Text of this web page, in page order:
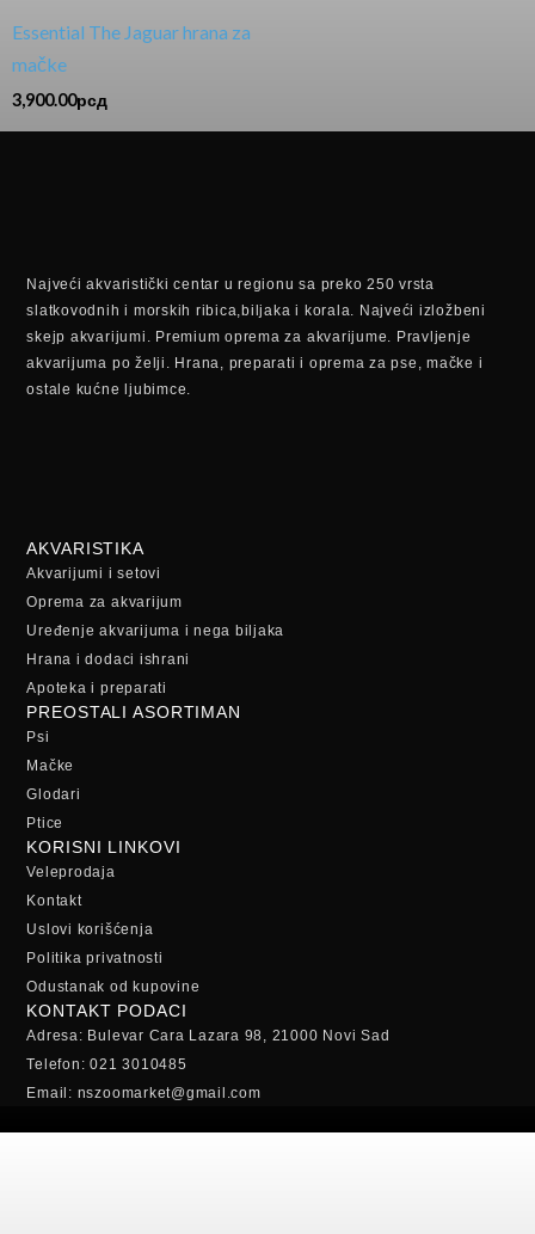
Essential The Jaguar hrana za
mačke
3,900.00рсд
Najveći akvaristički centar u regionu sa preko 250 vrsta
slatkovodnih i morskih ribica,biljaka i korala. Najveći izložbeni
skejp akvarijumi. Premium oprema za akvarijume. Pravljenje
akvarijuma po želji. Hrana, preparati i oprema za pse, mačke i
ostale kućne ljubimce.
AKVARISTIKA
Akvarijumi i setovi
Oprema za akvarijum
Uređenje akvarijuma i nega biljaka
Hrana i dodaci ishrani
Apoteka i preparati
PREOSTALI ASORTIMAN
Psi
Mačke
Glodari
Ptice
KORISNI LINKOVI
Veleprodaja
Kontakt
Uslovi korišćenja
Politika privatnosti
Odustanak od kupovine
KONTAKT PODACI
Adresa: Bulevar Cara Lazara 98, 21000 Novi Sad
Telefon: 021 3010485
Email: nszoomarket@gmail.com